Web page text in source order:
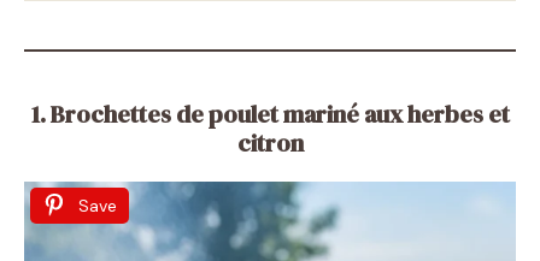
1. Brochettes de poulet mariné aux herbes et
citron
Save